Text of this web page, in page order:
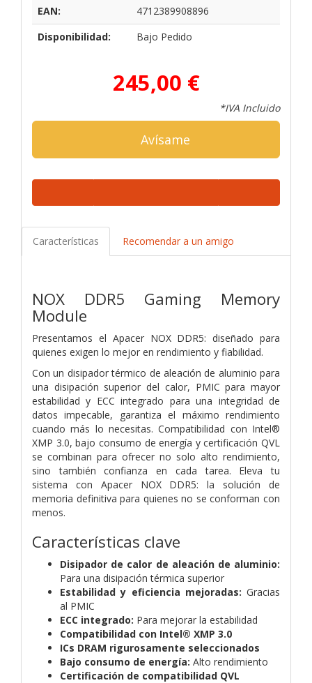
EAN:
4712389908896
Disponibilidad:
Bajo Pedido
245,00 €
*IVA Incluido
Avísame
Características Recomendar a un amigo
NOX DDR5 Gaming Memory
Module
Presentamos el Apacer NOX DDR5: diseñado para
quienes exigen lo mejor en rendimiento y fiabilidad.
Con un disipador térmico de aleación de aluminio para
una disipación superior del calor, PMIC para mayor
estabilidad y ECC integrado para una integridad de
datos impecable, garantiza el máximo rendimiento
cuando más lo necesitas. Compatibilidad con Intel®
XMP 3.0, bajo consumo de energía y certificación QVL
se combinan para ofrecer no solo alto rendimiento,
sino también confianza en cada tarea. Eleva tu
sistema con Apacer NOX DDR5: la solución de
memoria definitiva para quienes no se conforman con
menos.
Características clave
Disipador de calor de aleación de aluminio:
Para una disipación térmica superior
Estabilidad y eficiencia mejoradas: Gracias
al PMIC
ECC integrado: Para mejorar la estabilidad
Compatibilidad con Intel® XMP 3.0
ICs DRAM rigurosamente seleccionados
Bajo consumo de energía: Alto rendimiento
Certificación de compatibilidad QVL